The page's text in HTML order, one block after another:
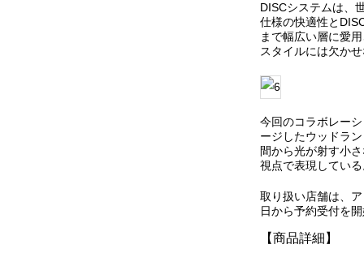
DISCシステムは、
仕様の快適性と
まで幅広い層に愛
スタイルには欠か
今回のコラボレー
ージしたウッドラ
間から光が射す小
視点で表現してい
取り扱い店舗は、
日から予約受付を
【商品詳細】